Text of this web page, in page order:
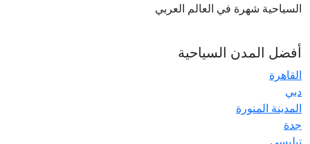
السياحية شهرة في العالم العربي
أفضل المدن السياحية
القاهرة
دبي
المدينة المنورة
جدة
تبليسي